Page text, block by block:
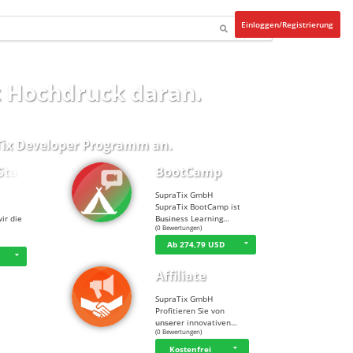
Einloggen/Registrierung
daran.
Developer Programman.
die
BootCamp
SupraTix GmbH
SupraTix BootCamp ist
Business Learning…
☆☆☆☆☆
(0 Bewertungen)
Ab 274,79 USD
Affiliate
SupraTix GmbH
Profitieren Sie von
unserer innovativen…
☆ ☆☆☆☆
(0 Bewertungen)
Kostenfrei